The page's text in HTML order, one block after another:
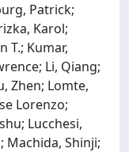
Patrick;
Karol;
T.; Kumar,
Li, Qiang;
Zhen; Lomte,
Lorenzo;
Lucchesi,
Machida, Shinji;